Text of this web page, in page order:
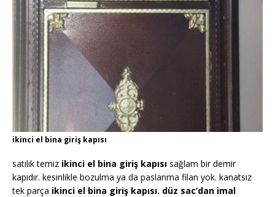
ikinci el bina giriş kapısı
satılık temiz ikinci el bina giriş kapısı sağlam bir demir
kapıdır. kesinlikle bozulma ya da paslanma filan yok. kanatsız
tek parça ikinci el bina giriş kapısı. düz sac’dan imal